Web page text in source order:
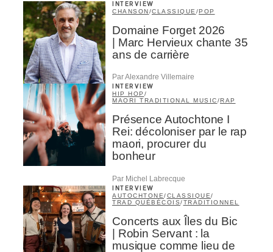
INTERVIEW
CHANSON/CLASSIQUE /POP
Domaine Forget 2026
| Marc Hervieux chante 35
ans de carrière
Par Alexandre Villemaire
INTERVIEW
HIP HOP /
MAORI TRADITIONAL MUSIC/RAP
Présence Autochtone I
Rei: décoloniser par le rap
maori, procurer du
bonheur
Par Michel Labrecque
INTERVIEW
AUTOCHTONE/CLASSIQUE/
TRAD QUÉBÉCOIS/TRADITIONNEL
Concerts aux Îles du Bic
| Robin Servant : la
musique comme lieu de